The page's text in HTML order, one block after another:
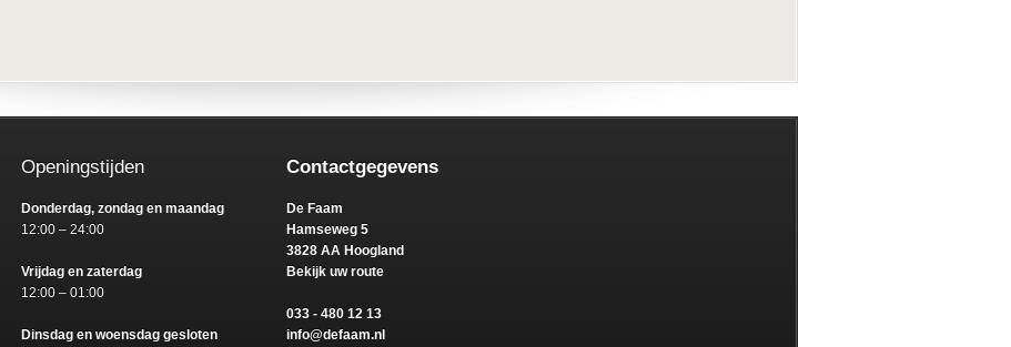
Openingstijden
Donderdag, zondag en maandag
12:00 – 24:00
Vrijdag en zaterdag
12:00 – 01:00
Dinsdag en woensdag gesloten
Contactgegevens
De Faam
Hamseweg 5
3828 AA Hoogland
Bekijk uw route
033 - 480 12 13
info@defaam.nl